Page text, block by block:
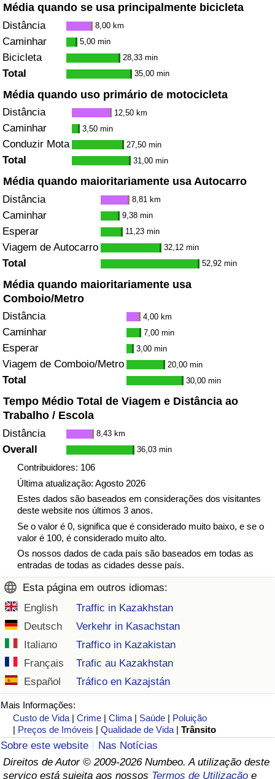
Média quando se usa principalmente bicicleta
Distância 8,00 km
Caminhar 5,00 min
Bicicleta 28,33 min
Total 35,00 min
Média quando uso primário de motocicleta
Distância 12,50 km
Caminhar 3,50 min
Conduzir Mota 27,50 min
Total 31,00 min
Média quando maioritariamente usa Autocarro
Distância 8,81 km
Caminhar 9,38 min
Esperar 11,23 min
Viagem de Autocarro 32,12 min
Total 52,92 min
Média quando maioritariamente usa
Comboio/Metro
Distância 4,00 km
Caminhar 7,00 min
Esperar 3,00 min
Viagem de Comboio/Metro 20,00 min
Total 30,00 min
Tempo Médio Total de Viagem e Distância ao
Trabalho / Escola
Distância 8,43 km
Overall 36,03 min
Contribuidores: 106
Última atualização: Agosto 2026
Estes dados são baseados em considerações dos visitantes
deste website nos últimos 3 anos.
Se o valor é 0, significa que é considerado muito baixo, e se o
valor é 100, é considerado muito alto.
Os nossos dados de cada país são baseados em todas as
entradas de todas as cidades desse país.
Esta página em outros idiomas:
English
Traffic in Kazakhstan
Deutsch
Verkehr in Kasachstan
Italiano
Traffico in Kazakistan
Français
Trafic au Kazakhstan
Español
Tráfico en Kazajstán
Mais Informações:
Custo de Vida |Crime |Clima | Saúde | Poluição
| Preços de Imóveis |Qualidade de Vida |Trânsito
Sobre este website
Nas Notícias
Direitos de Autor © 2009-2026 Numbeo. A utilização deste
serviço está sujeita aos nossos Termos de Utilização e